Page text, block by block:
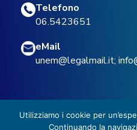
Telefono
06.5423651
eMail
unem@legalmail.it;
Utilizziamo i cookie per
Continuando la